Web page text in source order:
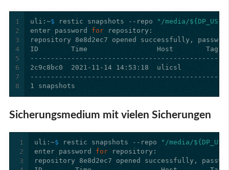
1
2
3
4
5
6
7
8
uli:~$ restic snapshots --repo
"/media/
enter password for
Sicherungsmedium mit vielen Sicherungen
1
2
3
uli:~$ restic snapshots --repo
"/media/
enter password for